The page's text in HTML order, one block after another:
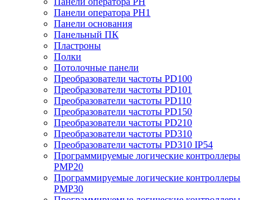
Панели оператора PH1
Панели основания
Панельный ПК
Пластроны
Полки
Потолочные панели
Преобразователи частоты PD100
Преобразователи частоты PD101
Преобразователи частоты PD110
Преобразователи частоты PD150
Преобразователи частоты PD210
Преобразователи частоты PD310
Преобразователи частоты PD310 IP54
Программируемые логические контроллеры
PMP20
Программируемые логические контроллеры
PMP30